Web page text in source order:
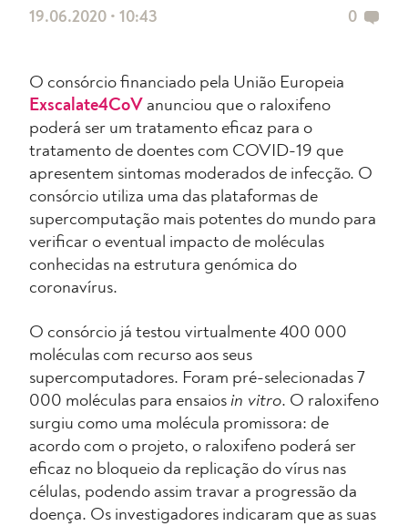
19.06.2020 • 10:43 0
O consórcio financiado pela União Europeia
Exscalate4CoV anunciou que o raloxifeno
poderá ser um tratamento eficaz para o
tratamento de doentes com COVID-19 que
apresentem sintomas moderados de infecção. O
consórcio utiliza uma das plataformas de
supercomputação mais potentes do mundo para
verificar o eventual impacto de moléculas
conhecidas na estrutura genómica do
coronavírus.
O consórcio já testou virtualmente 400 000
moléculas com recurso aos seus
supercomputadores. Foram pré-selecionadas 7
000 moléculas para ensaios in vitro. O raloxifeno
surgiu como uma molécula promissora: de
acordo com o projeto, o raloxifeno poderá ser
eficaz no bloqueio da replicação do vírus nas
células, podendo assim travar a progressão da
doença. Os investigadores indicaram que as suas